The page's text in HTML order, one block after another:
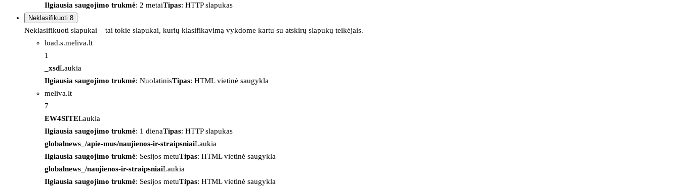
Ilgiausia saugojimo trukmė: 2 metaiTipas: HTTP slapukas
Neklasifikuoti 8
Neklasifikuoti slapukai – tai tokie slapukai, kurių klasifikavimą vykdome kartu su atskirų slapukų teikėjais.
load.s.meliva.lt
1
_xsdLaukia
Ilgiausia saugojimo trukmė: NuolatinisTipas: HTML vietinė saugykla
meliva.lt
7
EW4SITELaukia
Ilgiausia saugojimo trukmė: 1 dienaTipas: HTTP slapukas
globalnews_/apie-mus/naujienos-ir-straipsniaiLaukia
Ilgiausia saugojimo trukmė: Sesijos metuTipas: HTML vietinė saugykla
globalnews_/naujienos-ir-straipsniaiLaukia
Ilgiausia saugojimo trukmė: Sesijos metuTipas: HTML vietinė saugykla